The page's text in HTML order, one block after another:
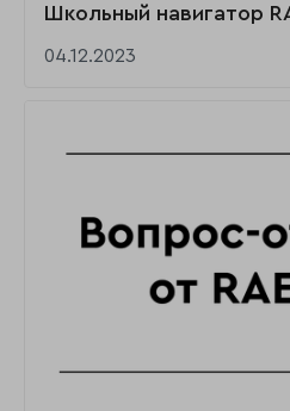
Школьный навигатор
04.12.2023